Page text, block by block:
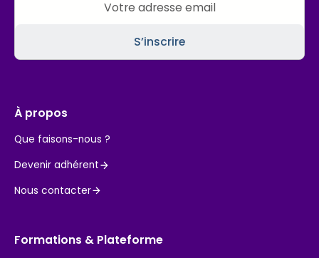
À propos
Que faisons-nous ?
Devenir adhérent
Nous contacter
Formations & Plateforme